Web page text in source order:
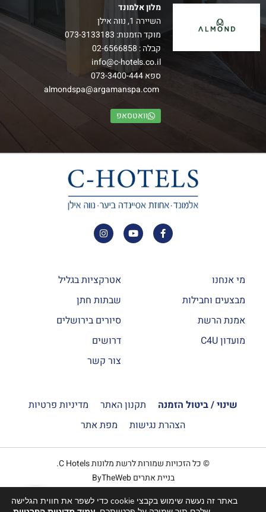
מלון אלמונד
השיירה 1, נווה אילן
מוקד הזמנות: 073-3133183
קבלה : 02-6566858
info@c-hotels.co.il
ספא073-3400-444
almondspa@argamanspa.com
וואטסאפ
מי אנחנו
מבצעים וחבילות
אמנת הרשת
מועדון C4U
אטרקציות בגליל
שבתות חתן
סיורים בירושלים
דרושים
צור קשר
שינוי / ביטול הזמנה תקנון האתר
מדיניות פרטיות
הצהרת נגישות
מפת אתר
© כל הזכויות שמורות לרשת מלונות C Hotels.
בניית אתרים ByTheWeb
באתר זה נעשה שימוש בקבצי cookie כדי לשפר את חווית הגלישה